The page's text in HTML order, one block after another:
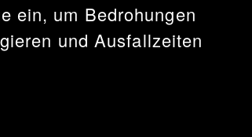
ein, um Bedrohungen
und Ausfallzeiten